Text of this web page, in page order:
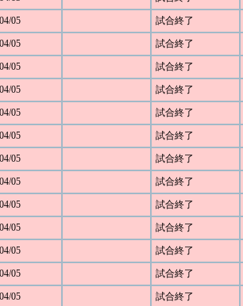
05 試合終了
05 試合終了
05 試合終了
05 試合終了
05 試合終了
05 試合終了
05 試合終了
05 試合終了
05 試合終了
05 試合終了
05 試合終了
05 試合終了
05 試合終了